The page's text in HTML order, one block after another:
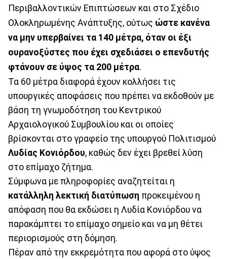
Περιβαλλοντικών Επιπτώσεων και στο Σχέδιο
Ολοκληρωμένης Ανάπτυξης, ούτως ώστε κανένα
να μην υπερβαίνει τα 140 μέτρα, όταν οι έξι
ουρανοξύστες που έχει σχεδιάσει ο επενδυτής
φτάνουν σε ύψος τα 200 μέτρα.
Τα 60 μέτρα διαφορά έχουν κολλήσει τις
υπουργικές αποφάσεις που πρέπει να εκδοθούν με
βάση τη γνωμοδότηση του Κεντρικού
Αρχαιολογικού Συμβουλίου και οι οποίες
βρίσκονται στο γραφείο της υπουργού Πολιτισμού
Λυδίας Κονιόρδου, καθώς δεν έχει βρεθεί λύση
στο επίμαχο ζήτημα.
Σύμφωνα με πληροφορίες αναζητείται η
κατάλληλη λεκτική διατύπωση προκειμένου η
απόφαση που θα εκδώσει η Λυδία Κονιόρδου να
παρακάμπτει το επίμαχο σημείο και να μη θέτει
περιορισμούς στη δόμηση.
Πέραν από την εκκρεμότητα που αφορά στο ύψος